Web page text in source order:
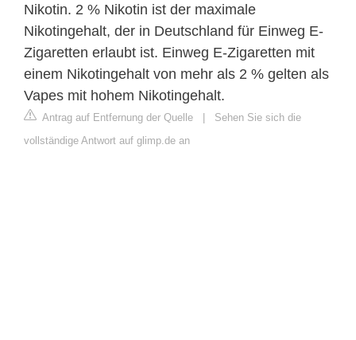
Nikotin. 2 % Nikotin ist der maximale
Nikotingehalt, der in Deutschland für Einweg E-
Zigaretten erlaubt ist. Einweg E-Zigaretten mit
einem Nikotingehalt von mehr als 2 % gelten als
Vapes mit hohem Nikotingehalt.
Antrag auf Entfernung der Quelle | Sehen Sie sich die
vollständige Antwort auf glimp.de an